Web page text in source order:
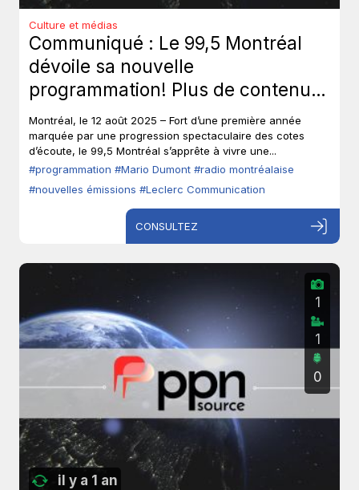
Culture et médias
Communiqué : Le 99,5 Montréal
dévoile sa nouvelle
programmation! Plus de contenu,
plus de mordant, plus de Mario,
dès le 25 août!
Montréal, le 12 août 2025 – Fort d’une première année
marquée par une progression spectaculaire des cotes
d’écoute, le 99,5 Montréal s’apprête à vivre une...
#programmation #Mario Dumont #radio montréalaise
#nouvelles émissions #Leclerc Communication
CONSULTEZ
il y a 1 an
1
1
0